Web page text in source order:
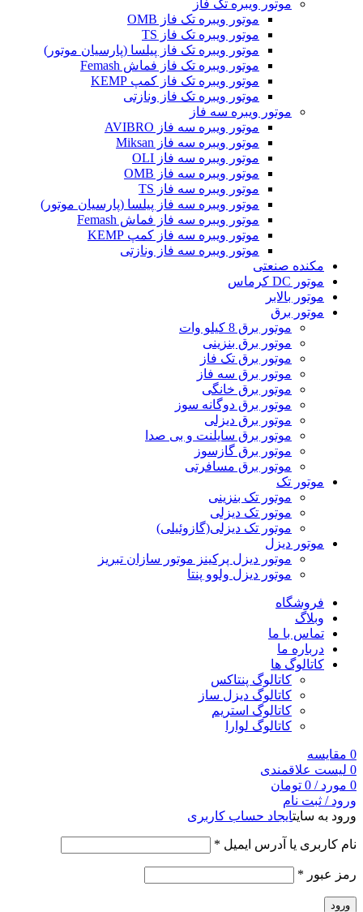
موتور ویبره تک فاز
موتور ویبره تک فاز OMB
موتور ویبره تک فاز TS
موتور ویبره تک فاز پیلسا (پارسیان موتور)
موتور ویبره تک فاز فماش Femash
موتور ویبره تک فاز کمپ KEMP
موتور ویبره تک فاز ونازتی
موتور ویبره سه فاز
موتور ویبره سه فاز AVIBRO
موتور ویبره سه فاز Miksan
موتور ویبره سه فاز OLI
موتور ویبره سه فاز OMB
موتور ویبره سه فاز TS
موتور ویبره سه فاز پیلسا (پارسیان موتور)
موتور ویبره سه فاز فماش Femash
موتور ویبره سه فاز کمپ KEMP
موتور ویبره سه فاز ونازتی
مکنده صنعتی
موتور DC کرماس
موتور بالابر
موتور برق
موتور برق 8 کیلو وات
موتور برق بنزینی
موتور برق تک فاز
موتور برق سه فاز
موتور برق خانگی
موتور برق دوگانه سوز
موتور برق دیزلی
موتور برق سایلنت و بی صدا
موتور برق گازسوز
موتور برق مسافرتی
موتور تک
موتور تک بنزینی
موتور تک دیزلی
موتور تک دیزلی(گازوئیلی)
موتور دیزل
موتور دیزل پرکینز موتور سازان تبریز
موتور دیزل ولوو پنتا
فروشگاه
وبلاگ
تماس با ما
درباره ما
کاتالوگ ها
کاتالوگ پنتاکس
کاتالوگ دیزل ساز
کاتالوگ استریم
کاتالوگ لوارا
0 مقایسه
0 لیست علاقمندی
0 مورد /
0 تومان
ورود / ثبت نام
ورود به سایتایجاد حساب کاربری
نام کاربری یا آدرس ایمیل *
رمز عبور *
ورود